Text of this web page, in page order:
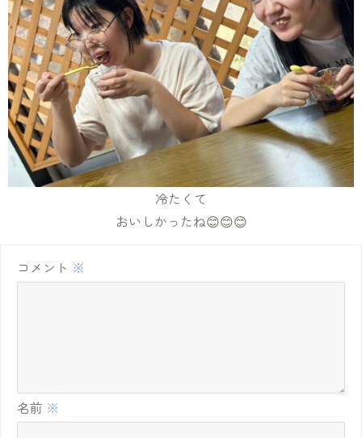
冷たくて
おいしかったね😊😊😊
コメント ※
名前 ※